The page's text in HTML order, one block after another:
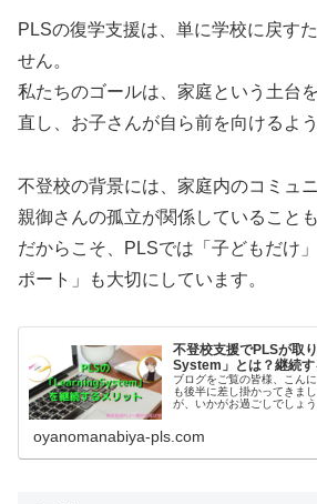
PLSの復学支援は、単に学校に戻す
せん。
私たちのゴールは、家庭という土台
直し、お子さんが自ら前を向けるよ
不登校の背景には、家庭内のコミュ
親御さんの孤立が関係していること
だからこそ、PLSでは「子どもだけ
ポート」も大切にしています。
不登校支援でPLSが取
System」とは？継続
ブログをご覧の皆様、こん
も後半に差し掛かってきま
が、いかがお過ごしでしょ
ます。「Learning System
支援です。
oyanomanabiya-pls.com